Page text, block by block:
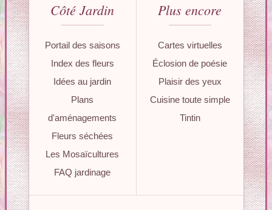
Côté Jardin
Portail des saisons
Index des fleurs
Idées au jardin
Plans
d'aménagements
Fleurs séchées
Les Mosaïcultures
FAQ jardinage
Plus encore
Cartes virtuelles
Éclosion de poésie
Plaisir des yeux
Cuisine toute simple
Tintin